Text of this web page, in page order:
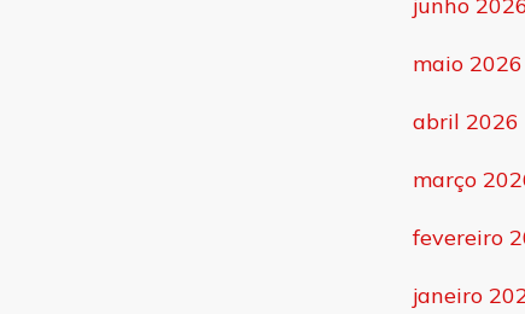
maio 2026
abril 2026
março
fevereiro
janeiro